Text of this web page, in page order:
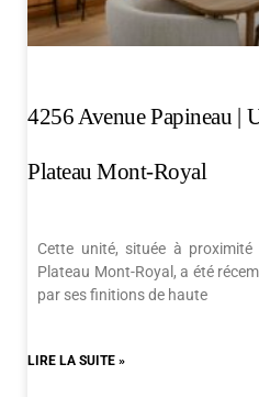
4256 Avenue Papineau |
Plateau Mont-Royal
Cette unité, située à
Plateau Mont-Royal, a été
par ses finitions de haute
LIRE LA SUITE »